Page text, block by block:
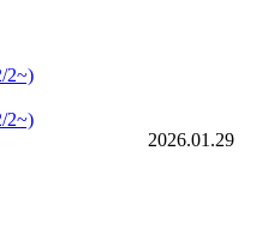
2~)
2~)
2026.01.29